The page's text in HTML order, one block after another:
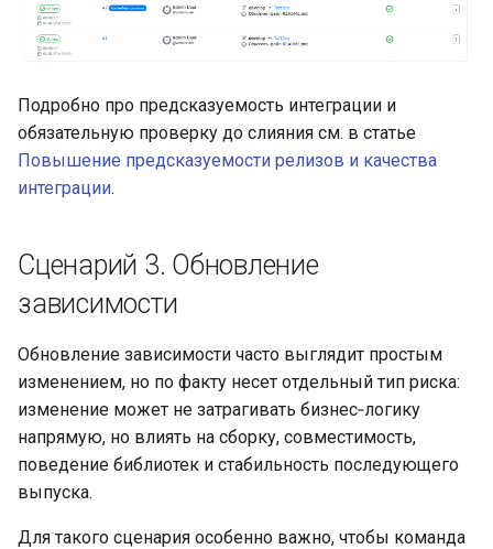
Подробно про предсказуемость интеграции и
обязательную проверку до слияния см. в статье
Повышение предсказуемости релизов и качества
интеграции.
Сценарий 3. Обновление
зависимости
Обновление зависимости часто выглядит простым
изменением, но по факту несет отдельный тип риска:
изменение может не затрагивать бизнес‑логику
напрямую, но влиять на сборку, совместимость,
поведение библиотек и стабильность последующего
выпуска.
Для такого сценария особенно важно, чтобы команда